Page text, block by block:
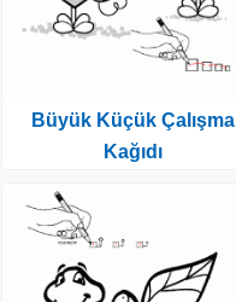
Büyük Küçük Çalışma
Kağıdı